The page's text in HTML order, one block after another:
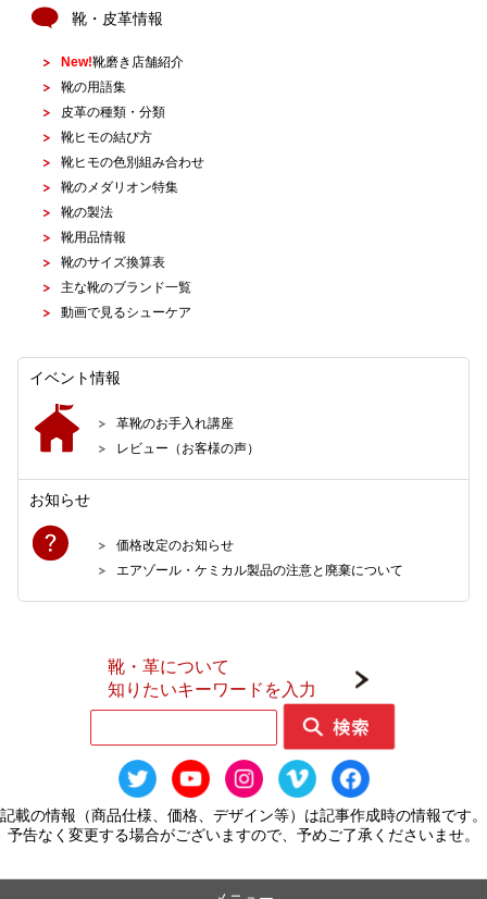
靴・皮革情報
New!靴磨き店舗紹介
靴の用語集
皮革の種類・分類
靴ヒモの結び方
靴ヒモの色別組み合わせ
靴のメダリオン特集
靴の製法
靴用品情報
靴のサイズ換算表
主な靴のブランド一覧
動画で見るシューケア
イベント情報
革靴のお手入れ講座
レビュー（お客様の声）
お知らせ
価格改定のお知らせ
エアゾール・ケミカル製品の注意と廃棄について
靴・革について
知りたいキーワードを入力
記載の情報（商品仕様、価格、デザイン等）は記事作成時の情報です。
予告なく変更する場合がございますので、予めご了承くださいませ。